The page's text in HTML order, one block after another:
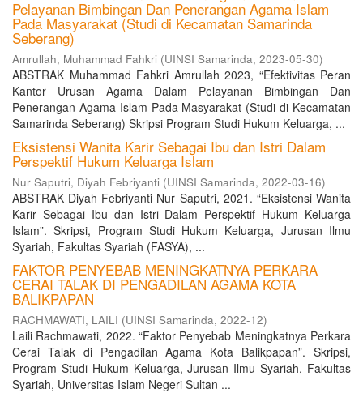
Pelayanan Bimbingan Dan Penerangan Agama Islam
Pada Masyarakat (Studi di Kecamatan Samarinda
Seberang)
Amrullah, Muhammad Fahkri (UINSI Samarinda, 2023-05-30)
ABSTRAK Muhammad Fahkri Amrullah 2023, “Efektivitas Peran
Kantor Urusan Agama Dalam Pelayanan Bimbingan Dan
Penerangan Agama Islam Pada Masyarakat (Studi di Kecamatan
Samarinda Seberang) Skripsi Program Studi Hukum Keluarga, ...
Eksistensi Wanita Karir Sebagai Ibu dan Istri Dalam
Perspektif Hukum Keluarga Islam
Nur Saputri, Diyah Febriyanti (UINSI Samarinda, 2022-03-16)
ABSTRAK Diyah Febriyanti Nur Saputri, 2021. “Eksistensi Wanita
Karir Sebagai Ibu dan Istri Dalam Perspektif Hukum Keluarga
Islam”. Skripsi, Program Studi Hukum Keluarga, Jurusan Ilmu
Syariah, Fakultas Syariah (FASYA), ...
FAKTOR PENYEBAB MENINGKATNYA PERKARA
CERAI TALAK DI PENGADILAN AGAMA KOTA
BALIKPAPAN
RACHMAWATI, LAILI (UINSI Samarinda, 2022-12)
Laili Rachmawati, 2022. “Faktor Penyebab Meningkatnya Perkara
Cerai Talak di Pengadilan Agama Kota Balikpapan”. Skripsi,
Program Studi Hukum Keluarga, Jurusan Ilmu Syariah, Fakultas
Syariah, Universitas Islam Negeri Sultan ...